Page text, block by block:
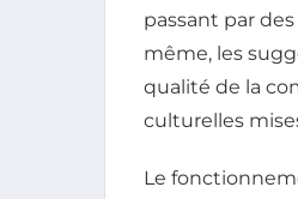
passant par
même, les
qualité de la
culturelles
Le